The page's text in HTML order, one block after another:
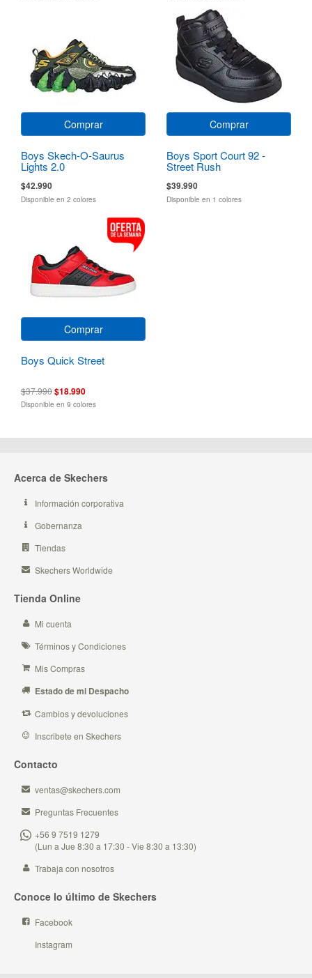
Comprar
Boys Skech-O-Saurus
Lights 2.0
$42.990
Disponible en 2 colores
Comprar
Boys Sport Court 92 -
Street Rush
$39.990
Disponible en 1 colores
Comprar
Boys Quick Street
$37.990$18.990
Disponible en 9 colores
Acerca de Skechers
Información corporativa
Gobernanza
Tiendas
Skechers Worldwide
Tienda Online
Mi cuenta
Términos y Condiciones
Mis Compras
Estado de mi Despacho
Cambios y devoluciones
Inscribete en Skechers
Contacto
ventas@skechers.com
Preguntas Frecuentes
+56 9 7519 1279
(Lun a Jue 8:30 a 17:30 - Vie 8:30 a 13:30)
Trabaja con nosotros
Conoce lo último de Skechers
Facebook
Instagram